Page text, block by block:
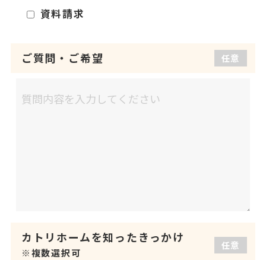
資料請求
ご質問 ・ ご希望 任意
カトリホームを知ったきっかけ
※複数選択可
任意